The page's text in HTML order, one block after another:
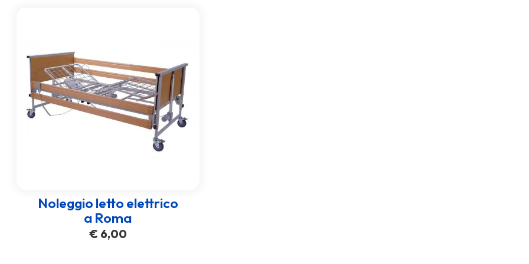
Noleggio letto elettrico
a Roma
€ 6,00